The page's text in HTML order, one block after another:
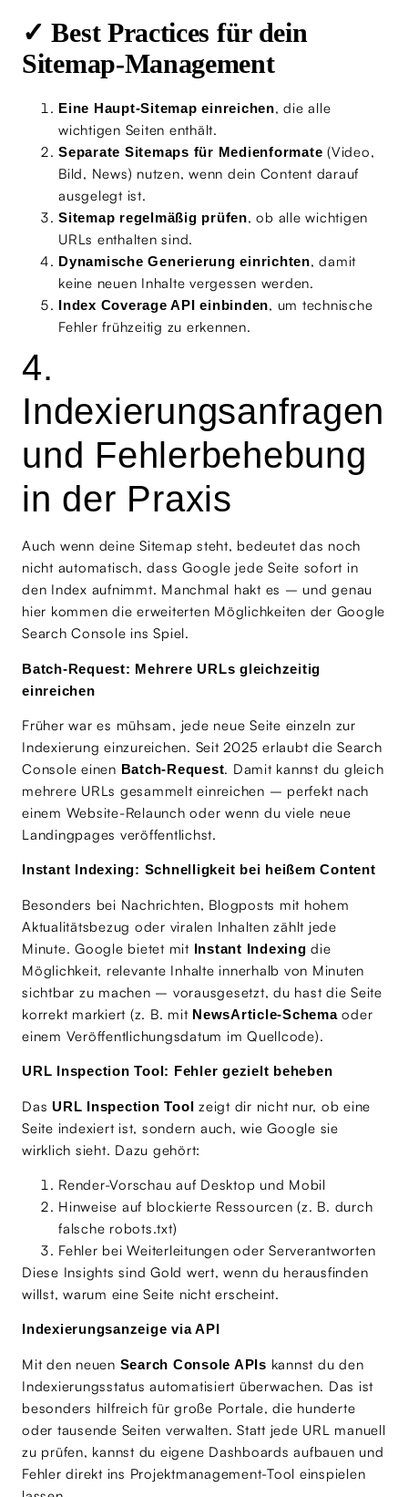
✓ Best Practices für dein
Sitemap-Management
Eine Haupt-Sitemap einreichen, die alle
wichtigen Seiten enthält.
Separate Sitemaps für Medienformate (Video,
Bild, News) nutzen, wenn dein Content darauf
ausgelegt ist.
Sitemap regelmäßig prüfen, ob alle wichtigen
URLs enthalten sind.
Dynamische Generierung einrichten, damit
keine neuen Inhalte vergessen werden.
Index Coverage API einbinden, um technische
Fehler frühzeitig zu erkennen.
4.
Indexierungsanfragen
und Fehlerbehebung
in der Praxis
Auch wenn deine Sitemap steht, bedeutet das noch
nicht automatisch, dass Google jede Seite sofort in
den Index aufnimmt. Manchmal hakt es – und genau
hier kommen die erweiterten Möglichkeiten der Google
Search Console ins Spiel.
Batch-Request: Mehrere URLs gleichzeitig
einreichen
Früher war es mühsam, jede neue Seite einzeln zur
Indexierung einzureichen. Seit 2025 erlaubt die Search
Console einen Batch-Request. Damit kannst du gleich
mehrere URLs gesammelt einreichen – perfekt nach
einem Website-Relaunch oder wenn du viele neue
Landingpages veröffentlichst.
Instant Indexing: Schnelligkeit bei heißem Content
Besonders bei Nachrichten, Blogposts mit hohem
Aktualitätsbezug oder viralen Inhalten zählt jede
Minute. Google bietet mit Instant Indexing die
Möglichkeit, relevante Inhalte innerhalb von Minuten
sichtbar zu machen – vorausgesetzt, du hast die Seite
korrekt markiert (z. B. mit NewsArticle-Schemaoder
einem Veröffentlichungsdatum im Quellcode).
URL Inspection Tool: Fehler gezielt beheben
Das URL Inspection Tool zeigt dir nicht nur, ob eine
Seite indexiert ist, sondern auch, wie Google sie
wirklich sieht. Dazu gehört:
Render-Vorschau auf Desktop und Mobil
Hinweise auf blockierte Ressourcen (z. B. durch
falsche robots.txt)
Fehler bei Weiterleitungen oder Serverantworten
Diese Insights sind Gold wert, wenn du herausfinden
willst, warum eine Seite nicht erscheint.
Indexierungsanzeige via API
Mit den neuen Search Console APIs kannst du den
Indexierungsstatus automatisiert überwachen. Das ist
besonders hilfreich für große Portale, die hunderte
oder tausende Seiten verwalten. Statt jede URL manuell
zu prüfen, kannst du eigene Dashboards aufbauen und
Fehler direkt ins Projektmanagement-Tool einspielen